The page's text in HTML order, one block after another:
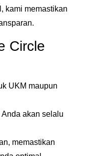
kami memastikan
Circle
UKM maupun
Anda akan selalu
, memastikan